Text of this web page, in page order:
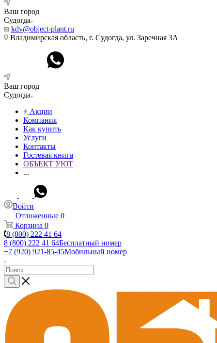
Ваш город
Судогда
kdv@object-plant.ru
Владимирская область, г. Судогда, ул. Заречная 3А
Ваш город
Судогда
Акции
Компания
Как купить
Услуги
Контакты
Гостевая книга
ОБЪЕКТ УЮТ
...
Войти
Отложенные 0
Корзина 0
8 (800) 222 41 64
8 (800) 222 41 64Бесплатный номер
+7 (920) 921-85-45Мобильный номер